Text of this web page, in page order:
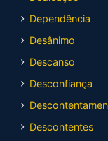
Dependência
Desânimo
Descanso
Desconfiança
Descontentes